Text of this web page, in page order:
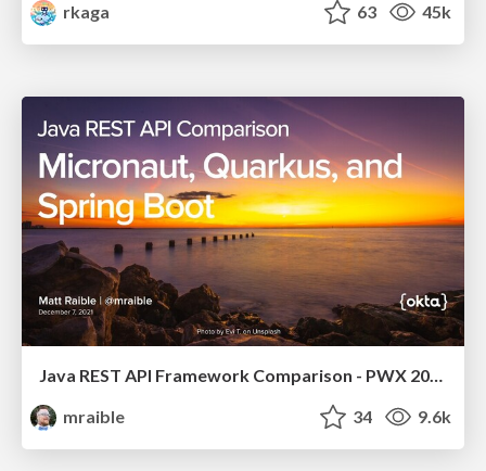
rkaga
63 45k
mraible
34 9.6k